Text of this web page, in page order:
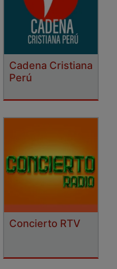
Cadena Cristiana
Perú
Concierto RTV